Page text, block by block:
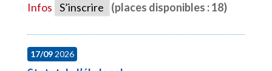
Infos S’inscrire (places disponibles : 18)
17/092026